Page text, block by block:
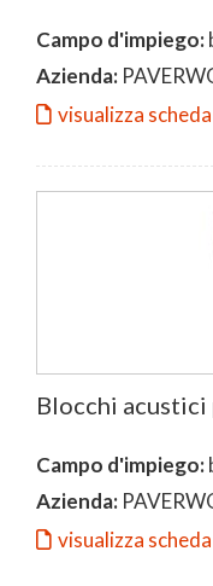
Campo d'impiego:
Azienda:
visualizza scheda
Blocchi
Campo d'impiego:
Azienda:
visualizza scheda